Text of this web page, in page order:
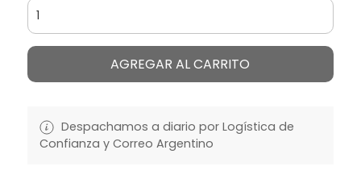
AGREGAR AL CARRITO
Despachamos a diario por Logística de
Confianza y Correo Argentino